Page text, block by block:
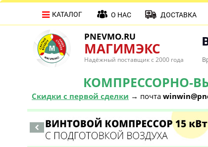
PNEVMO.RU
МАГИМЭКС
Надёжный поставщик с 2000 года
КОМПРЕССОРНО-
Скидки с первой сделки → почта
КАТАЛОГ О НАС ДОСТАВКА